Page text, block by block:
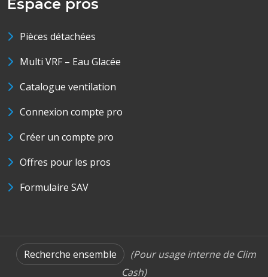
Espace pros
Pièces détachées
Multi VRF – Eau Glacée
Catalogue ventilation
Connexion compte pro
Créer un compte pro
Offres pour les pros
Formulaire SAV
Recherche ensemble
(Pour usage interne de Clim
Cash)